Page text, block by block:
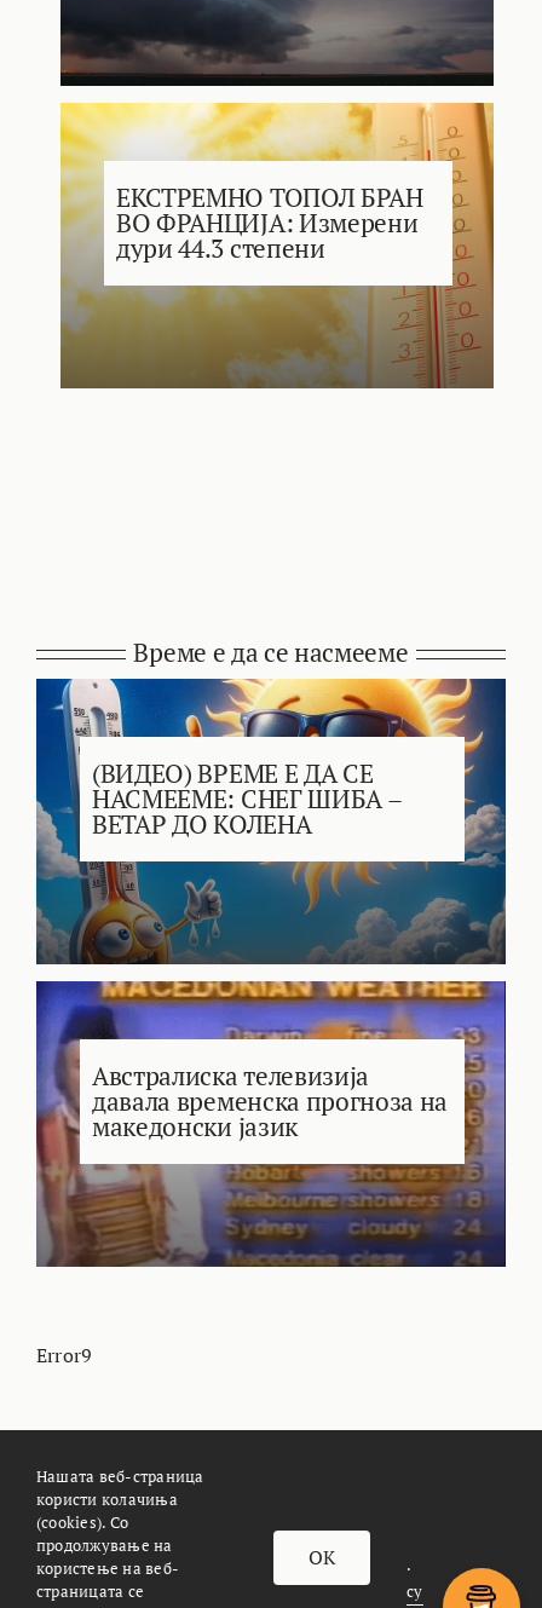
ЕКСТРЕМНО ТОПОЛ БРАН
ВО ФРАНЦИЈА: Измерени
дури 44.3 степени
Време е да се насмееме
(ВИДЕО) ВРЕМЕ Е ДА СЕ
НАСМЕЕМЕ: СНЕГ ШИБА –
ВЕТАР ДО КОЛЕНА
Австралиска телевизија
давала временска прогноза на
македонски јазик
Error9
© METEOALARM. All Rights Reserved.
Made with
Æther Marketing Agency
За Meteoalarm.mk Импресум
Нашата веб-страница
користи колачиња
(cookies). Со
продолжување на
користење на веб-
страницата се
OK